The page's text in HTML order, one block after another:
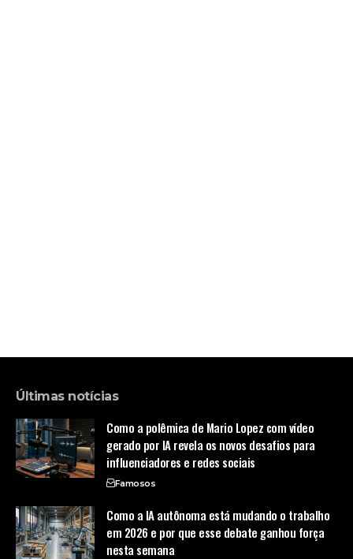
Últimas notícias
Como a polêmica de Mario Lopez com vídeo
gerado por IA revela os novos desafios para
influenciadores e redes sociais
Famosos
Como a IA autônoma está mudando o trabalho
em 2026 e por que esse debate ganhou força
nesta semana